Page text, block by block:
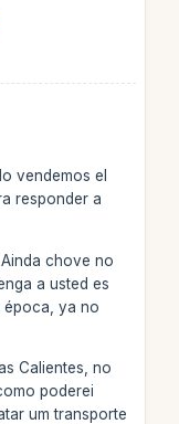
vendemos el
responder a
chove no
a usted es
época, ya no
Calientes, no
poderei
um transporte